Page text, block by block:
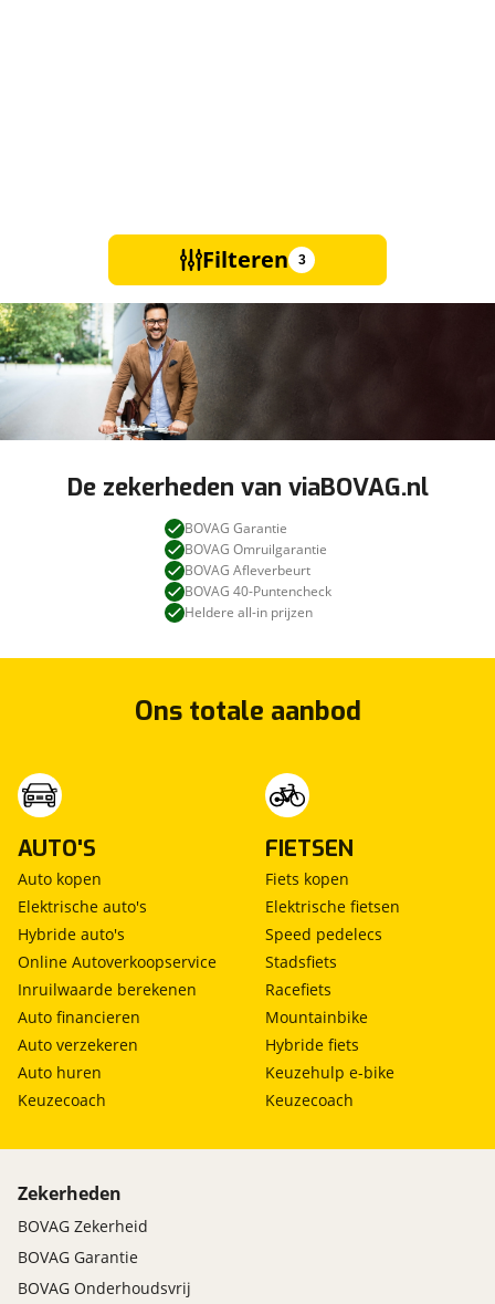
Filteren 3
De zekerheden van viaBOVAG.nl
BOVAG Garantie
BOVAG Omruilgarantie
BOVAG Afleverbeurt
BOVAG 40-Puntencheck
Heldere all-in prijzen
Ons totale aanbod
AUTO'S
Auto kopen
Elektrische auto's
Hybride auto's
Online Autoverkoopservice
Inruilwaarde berekenen
Auto financieren
Auto verzekeren
Auto huren
Keuzecoach
FIETSEN
Fiets kopen
Elektrische fietsen
Speed pedelecs
Stadsfiets
Racefiets
Mountainbike
Hybride fiets
Keuzehulp e-bike
Keuzecoach
Zekerheden
BOVAG Zekerheid
BOVAG Garantie
BOVAG Onderhoudsvrij